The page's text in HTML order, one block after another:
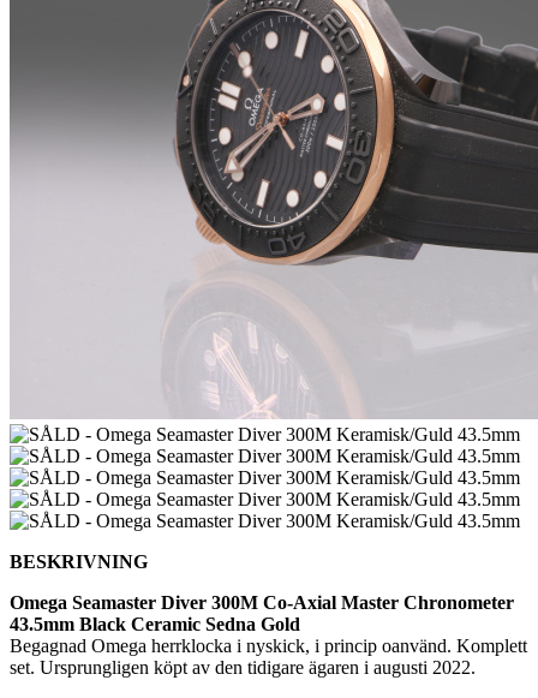
BESKRIVNING
Omega Seamaster Diver 300M Co-Axial Master Chronometer
43.5mm Black Ceramic Sedna Gold
Begagnad Omega herrklocka i nyskick, i princip oanvänd. Komplett
set. Ursprungligen köpt av den tidigare ägaren i augusti 2022.